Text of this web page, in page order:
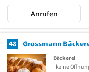
Anrufen
48 Grossmann
Bäckerei
keine